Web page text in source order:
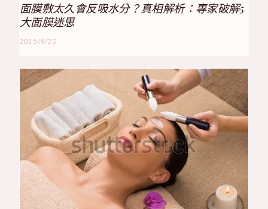
面膜敷太久會反吸水分？真相解析：專家破解5
大面膜迷思
2025/9/20